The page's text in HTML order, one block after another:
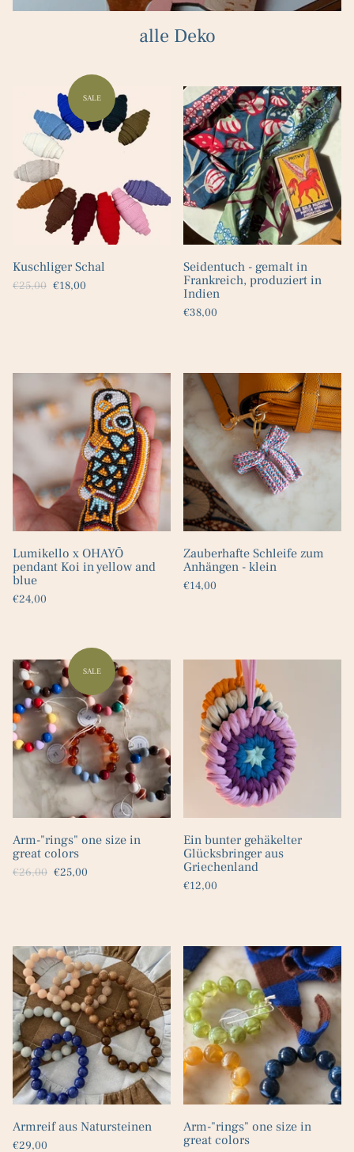
alle Deko
Kuschliger Schal
€25,00 €18,00
Seidentuch - gemalt in
Frankreich, produziert in
Indien
€38,00
Lumikello x OHAYŌ
pendant Koi in yellow and
blue
€24,00
Zauberhafte Schleife zum
Anhängen - klein
€14,00
Arm-"rings" one size in
great colors
€26,00 €25,00
Ein bunter gehäkelter
Glücksbringer aus
Griechenland
€12,00
Armreif aus Natursteinen
€29,00
Arm-"rings" one size in
great colors